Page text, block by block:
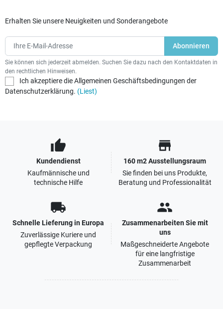
Erhalten Sie unsere Neuigkeiten und Sonderangebote
Sie können sich jederzeit abmelden. Suchen Sie dazu nach den Kontaktdaten in
den rechtlichen Hinweisen.
Ich akzeptiere die Allgemeinen Geschäftsbedingungen der
Datenschutzerklärung. (Liest)
thumb_up
Kundendienst
Kaufmännische und
technische Hilfe
store
160 m2 Ausstellungsraum
Sie finden bei uns Produkte,
Beratung und Professionalität
local_shipping
Schnelle Lieferung in Europa
Zuverlässige Kuriere und
gepflegte Verpackung
people
Zusammenarbeiten Sie mit
uns
Maßgeschneiderte Angebote
für eine langfristige
Zusammenarbeit